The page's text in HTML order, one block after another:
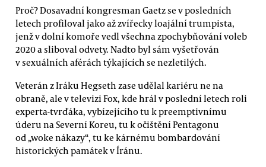
Proč? Dosavadní kongresman Gaetz se v posledních
letech profiloval jako až zvířecky loajální trumpista,
jenž v dolní komoře vedl všechna zpochybňování voleb
2020 a sliboval odvety. Nadto byl sám vyšetřován
v sexuálních aférách týkajících se nezletilých.
Veterán z Iráku Hegseth zase udělal kariéru ne na
obraně, ale v televizi Fox, kde hrál v poslední letech roli
experta-tvrďáka, vybízejícího tu k preemptivnímu
úderu na Severní Koreu, tu k očištění Pentagonu
od „woke nákazy“, tu ke kárnému bombardování
historických památek v Íránu.